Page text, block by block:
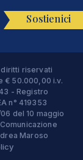
Sostienici
riservati
€ 50.000,00 i.v.
- Registro
n° 419353
del 10 maggio
Maroso